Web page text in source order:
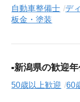
自動車整備士 デ
板金・塗装
新潟県の歓迎
50歳以上歓迎 60